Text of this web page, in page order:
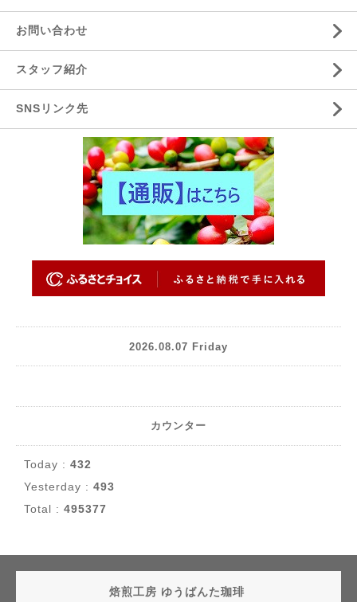
お問い合わせ
スタッフ紹介
SNSリンク先
2026.08.07 Friday
カウンター
Today : 432
Yesterday : 493
Total : 495377
焙煎工房 ゆうばんた珈琲